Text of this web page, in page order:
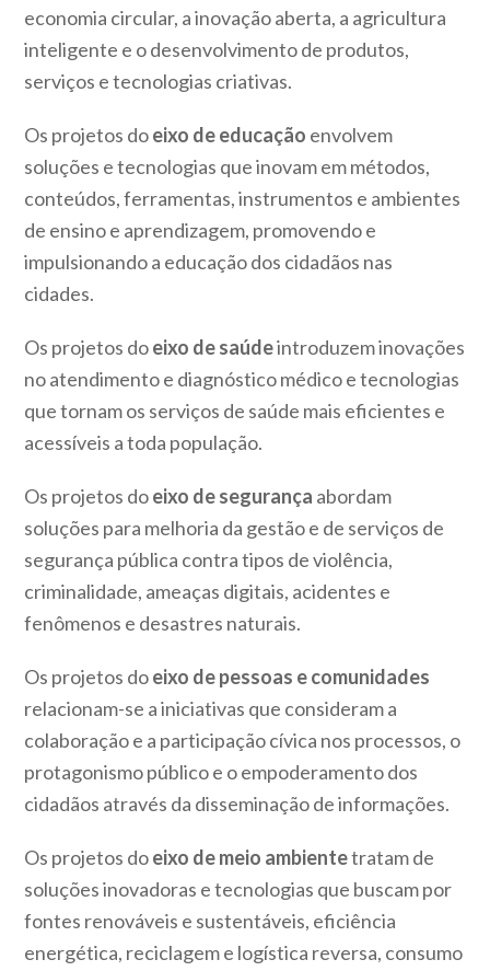
economia circular, a inovação aberta, a agricultura
inteligente e o desenvolvimento de produtos,
serviços e tecnologias criativas.
Os projetos doeixo de educação envolvem
soluções e tecnologias que inovam em métodos,
conteúdos, ferramentas, instrumentos e ambientes
de ensino e aprendizagem, promovendo e
impulsionando a educação dos cidadãos nas
cidades.
Os projetos doeixo de saúdeintroduzem inovações
no atendimento e diagnóstico médico e tecnologias
que tornam os serviços de saúde mais eficientes e
acessíveis a toda população.
Os projetos doeixo de segurança abordam
soluções para melhoria da gestão e de serviços de
segurança pública contra tipos de violência,
criminalidade, ameaças digitais, acidentes e
fenômenos e desastres naturais.
Os projetos doeixo de pessoas e comunidades
relacionam-se a iniciativas que consideram a
colaboração e a participação cívica nos processos, o
protagonismo público e o empoderamento dos
cidadãos através da disseminação de informações.
Os projetos doeixo de meio ambientetratam de
soluções inovadoras e tecnologias que buscam por
fontes renováveis e sustentáveis, eficiência
energética, reciclagem e logística reversa, consumo